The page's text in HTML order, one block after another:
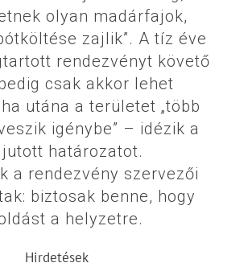
olyan madárfajok,
zajlik”. A tíz éve
rendezvényt követő
csak akkor lehet
utána a területet „több
igénybe” – idézik a
határozatot.
a rendezvény szervezői
biztosak benne, hogy
a helyzetre.
Hirdetések